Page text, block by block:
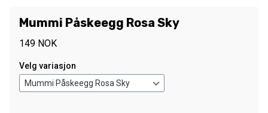
Mummi Påskeegg Rosa Sky
149 NOK
Velg variasjon